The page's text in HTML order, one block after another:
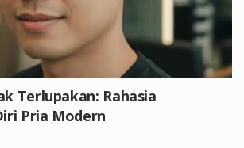
Terlupakan: Rahasia
Pria Modern